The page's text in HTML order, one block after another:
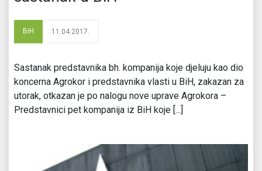
BiH 11.04.2017.
Sastanak predstavnika bh. kompanija koje djeluju kao dio
koncerna Agrokor i predstavnika vlasti u BiH, zakazan za
utorak, otkazan je po nalogu nove uprave Agrokora –
Predstavnici pet kompanija iz BiH koje [...]